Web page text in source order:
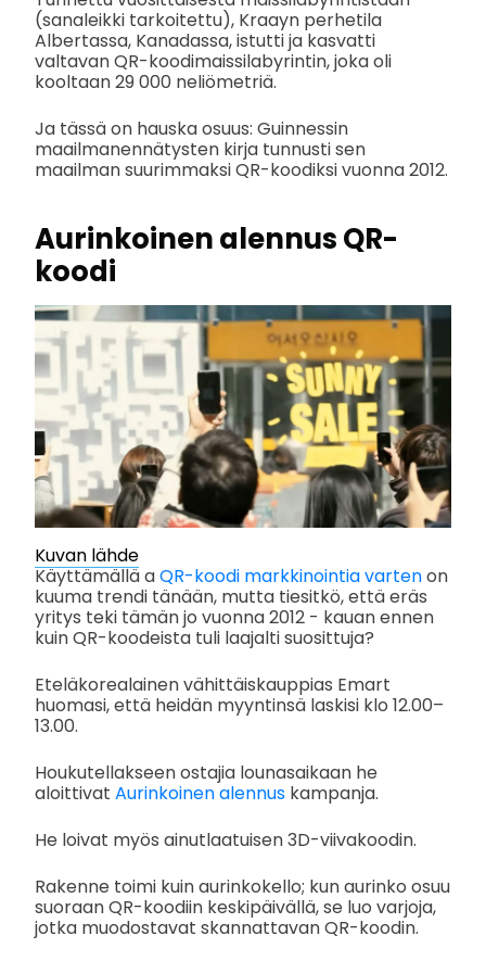
(sanaleikki tarkoitettu), Kraayn perhetila
Albertassa, Kanadassa, istutti ja kasvatti
valtavan QR-koodimaissilabyrintin, joka oli
kooltaan 29 000 neliömetriä.
Ja tässä on hauska osuus: Guinnessin
maailmanennätysten kirja tunnusti sen
maailman suurimmaksi QR-koodiksi vuonna 2012.
Aurinkoinen alennus QR-
koodi
Kuvan lähde
Käyttämällä aQR-koodi markkinointia vartenon
kuuma trendi tänään, mutta tiesitkö, että eräs
yritys teki tämän jo vuonna 2012 - kauan ennen
kuin QR-koodeista tuli laajalti suosittuja?
Eteläkorealainen vähittäiskauppias Emart
huomasi, että heidän myyntinsä laskisi klo 12.00–
13.00.
Houkutellakseen ostajia lounasaikaan he
aloittivat Aurinkoinen alennus kampanja.
He loivat myös ainutlaatuisen 3D-viivakoodin.
Rakenne toimi kuin aurinkokello; kun aurinko osuu
suoraan QR-koodiin keskipäivällä, se luo varjoja,
jotka muodostavat skannattavan QR-koodin.